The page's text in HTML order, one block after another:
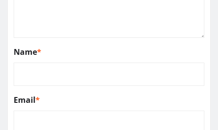
Name*
Email*